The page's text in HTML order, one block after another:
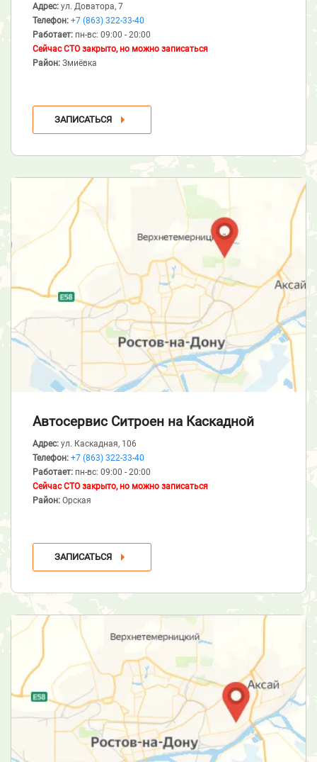
Адрес: ул. Доватора, 7
Телефон: +7 (863) 322-33-40
Работает: пн-вс: 09:00 - 20:00
Сейчас СТО закрыто, но можно записаться
Район: Змиёвка
ЗАПИСАТЬСЯ
Автосервис Ситроен на Каскадной
Адрес: ул. Каскадная, 106
Телефон: +7 (863) 322-33-40
Работает: пн-вс: 09:00 - 20:00
Сейчас СТО закрыто, но можно записаться
Район: Орская
ЗАПИСАТЬСЯ